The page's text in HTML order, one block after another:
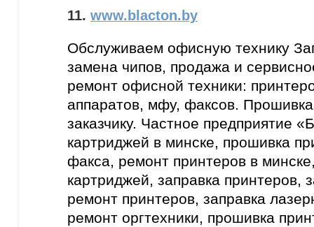
11. www.blacton.by
Обслуживаем офисную технику
замена чипов, продажа и
ремонт офисной техники:
аппаратов, мфу, факсов.
заказчику. Частное предприятие
картриджей в минске, прошивка
факса, ремонт принтеров в
картриджей, заправка принтеров,
ремонт принтеров, заправка
ремонт оргтехники, прошивка